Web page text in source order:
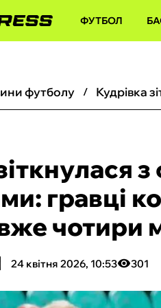
ФУТБОЛ
футболу
гравці
чотири
24 квітня 2026, 10:53 301